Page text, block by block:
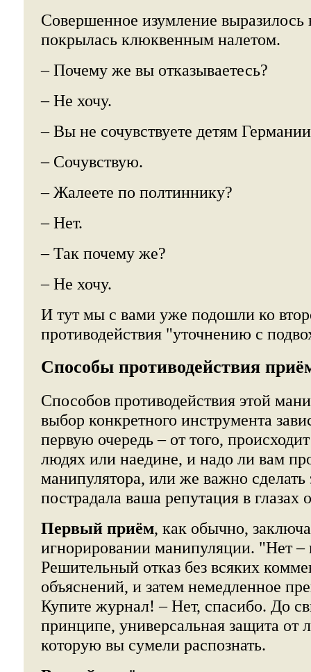
Совершенное изумление
покрылась клюквенным налетом.
– Почему же вы отказываетесь?
– Не хочу.
– Вы не сочувствуете детям
– Сочувствую.
– Жалеете по полтиннику?
– Нет.
– Так почему же?
– Не хочу.
И тут мы с вами уже подошли ко
противодействия "уточнению с
Способы противодействия
Способов противодействия этой
выбор конкретного инструмента
первую очередь – от того,
людях или наедине, и надо ли вам
манипулятора, или же важно сделать
пострадала ваша репутация в
Первый приём, как обычно,
игнорировании манипуляции. "Нет –
Решительный отказ без всяких
объяснений, и затем немедленное
Купите журнал! – Нет, спасибо. До
принципе, универсальная защита
которую вы сумели распознать.